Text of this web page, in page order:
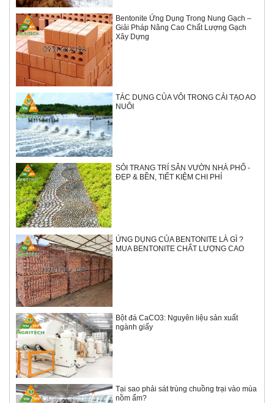
Bentonite Ứng Dụng Trong Nung Gạch –
Giải Pháp Nâng Cao Chất Lượng Gạch
Xây Dựng
TÁC DỤNG CỦA VÔI TRONG CẢI TẠO AO
NUÔI
SỎI TRANG TRÍ SÂN VƯỜN NHÀ PHỐ -
ĐẸP & BỀN, TIẾT KIỆM CHI PHÍ
ỨNG DỤNG CỦA BENTONITE LÀ GÌ ?
MUA BENTONITE CHẤT LƯỢNG CAO
Bột đá CaCO3: Nguyên liệu sản xuất
ngành giấy
Tại sao phải sát trùng chuồng trại vào mùa
nồm ẩm?